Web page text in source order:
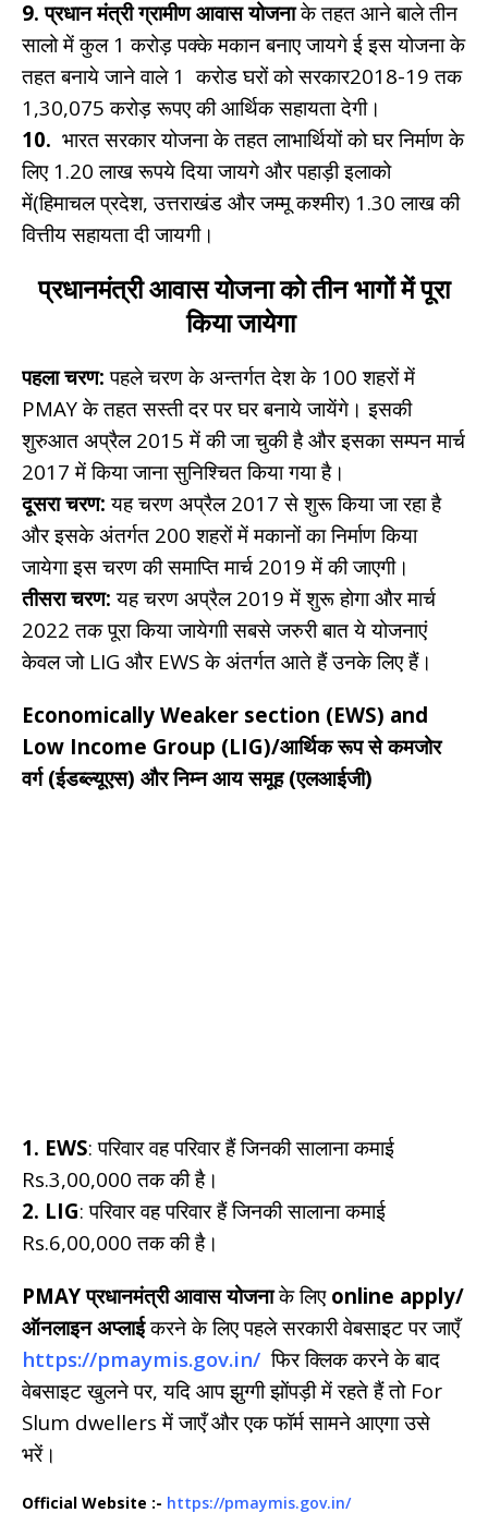
9. प्रधान मंत्री ग्रामीण आवास योजनाके तहत आने बाले तीन
सालो में कुल 1 करोड़ पक्के मकान बनाए जायगे ई इस योजना के
तहत बनाये जाने वाले 1 करोड घरों को सरकार2018-19 तक
1,30,075 करोड़ रूपए की आर्थिक सहायता देगी।
10. भारत सरकार योजना के तहत लाभार्थियों को घर निर्माण के
लिए 1.20 लाख रूपये दिया जायगे और पहाड़ी इलाको
में(हिमाचल प्रदेश, उत्तराखंड और जम्मू कश्मीर) 1.30 लाख की
वित्तीय सहायता दी जायगी।
प्रधानमंत्री आवास योजना को तीन भागों में पूरा
किया जायेगा
पहला चरण:पहले चरण के अन्तर्गत देश के 100 शहरों में
PMAY के तहत सस्ती दर पर घर बनाये जायेंगे। इसकी
शुरुआत अप्रैल 2015 में की जा चुकी है और इसका सम्पन मार्च
2017 में किया जाना सुनिश्चित किया गया है।
दूसरा चरण: यह चरण अप्रैल 2017 से शुरू किया जा रहा है
और इसके अंतर्गत 200 शहरों में मकानों का निर्माण किया
जायेगा इस चरण की समाप्ति मार्च 2019 में की जाएगी।
तीसरा चरण:यह चरण अप्रैल 2019 में शुरू होगा और मार्च
2022 तक पूरा किया जायेगाी सबसे जरुरी बात ये योजनाएं
केवल जो LIG और EWS के अंतर्गत आते हैं उनके लिए हैं।
Economically Weaker section (EWS) and
Low Income Group (LIG)/आर्थिक रूप से कमजोर
वर्ग (ईडब्ल्यूएस) और निम्न आय समूह (एलआईजी)
1. EWS: परिवार वह परिवार हैं जिनकी सालाना कमाई
Rs.3,00,000 तक की है।
2. LIG: परिवार वह परिवार हैं जिनकी सालाना कमाई
Rs.6,00,000 तक की है।
PMAY प्रधानमंत्री आवास योजनाके लिएonline apply/
ऑनलाइन अप्लाईकरने के लिए पहले सरकारी वेबसाइट पर जाएँ
https://pmaymis.gov.in/ फिर क्लिक करने के बाद
वेबसाइट खुलने पर, यदि आप झुग्गी झोंपड़ी में रहते हैं तो For
Slum dwellers में जाएँ और एक फॉर्म सामने आएगा उसे
भरें।
Official Website :- https://pmaymis.gov.in/